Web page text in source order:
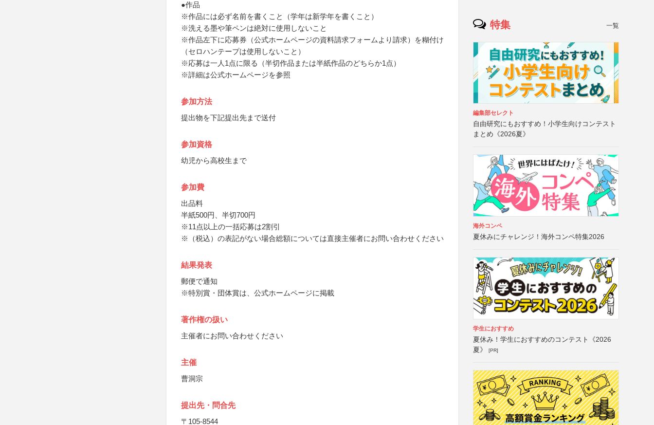
●作品
※作品には必ず名前を書くこと（学年は新学年を書くこと）
※洗える墨や筆ペンは絶対に使用しないこと
※作品左下に応募券（公式ホームページの資料請求フォームより請求）を糊付け
（セロハンテープは使用しないこと）
※応募は一人1点に限る（半切作品または半紙作品のどちらか1点）
※詳細は公式ホームページを参照
参加方法
提出物を下記提出先まで送付
参加資格
幼児から高校生まで
参加費
出品料
半紙500円、半切700円
※11点以上の一括応募は2割引
※（税込）の表記がない場合総額については直接主催者にお問い合わせください
結果発表
郵便で通知
※特別賞・団体賞は、公式ホームページに掲載
著作権の扱い
主催者にお問い合わせください
主催
曹洞宗
提出先・問合先
〒105-8544
特集 一覧
編集部セレクト
自由研究にもおすすめ！小学生向けコンテスト
まとめ《2026夏》
海外コンペ
夏休みにチャレンジ！海外コンペ特集2026
学生におすすめ
夏休み！学生におすすめのコンテスト《2026
夏》
[PR]